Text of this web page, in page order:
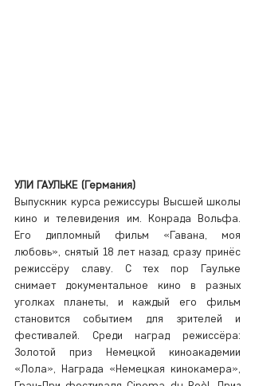
УЛИ ГАУЛЬКЕ (Германия)
Выпускник курса режиссуры Высшей школы
кино и телевидения им. Конрада Вольфа.
Его дипломный фильм «Гавана, моя
любовь», снятый 18 лет назад, сразу принёс
режиссёру славу. С тех пор Гаульке
снимает документальное кино в разных
уголках планеты, и каждый его фильм
становится событием для зрителей и
фестивалей. Среди наград режиссёра:
Золотой приз Немецкой киноакадемии
«Лола», Награда «Немецкая кинокамера»,